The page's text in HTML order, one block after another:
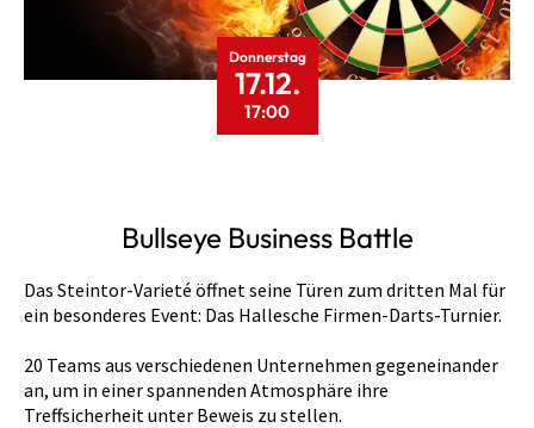
Donnerstag
17.12.
17:00
Bullseye Business Battle
Das Steintor-Varieté öffnet seine Türen zum dritten Mal für
ein besonderes Event: Das Hallesche Firmen-Darts-Turnier.
20 Teams aus verschiedenen Unternehmen gegeneinander
an, um in einer spannenden Atmosphäre ihre
Treffsicherheit unter Beweis zu stellen.